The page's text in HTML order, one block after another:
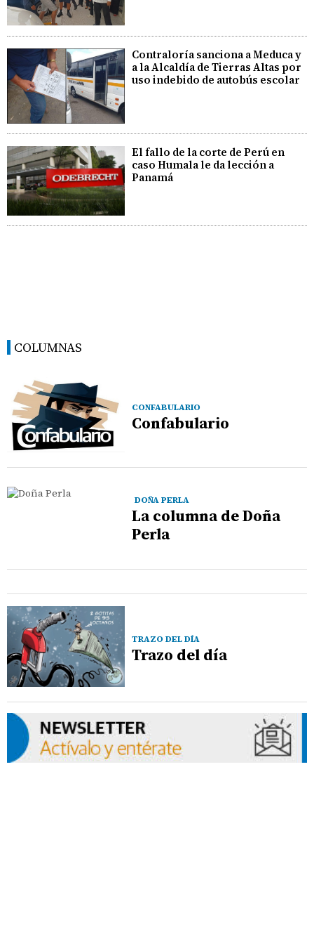
Contraloría sanciona a Meduca y
a la Alcaldía de Tierras Altas por
uso indebido de autobús escolar
El fallo de la corte de Perú en
caso Humala le da lección a
Panamá
COLUMNAS
CONFABULARIO
Confabulario
DOÑA PERLA
La columna de Doña
Perla
TRAZO DEL DÍA
Trazo del día